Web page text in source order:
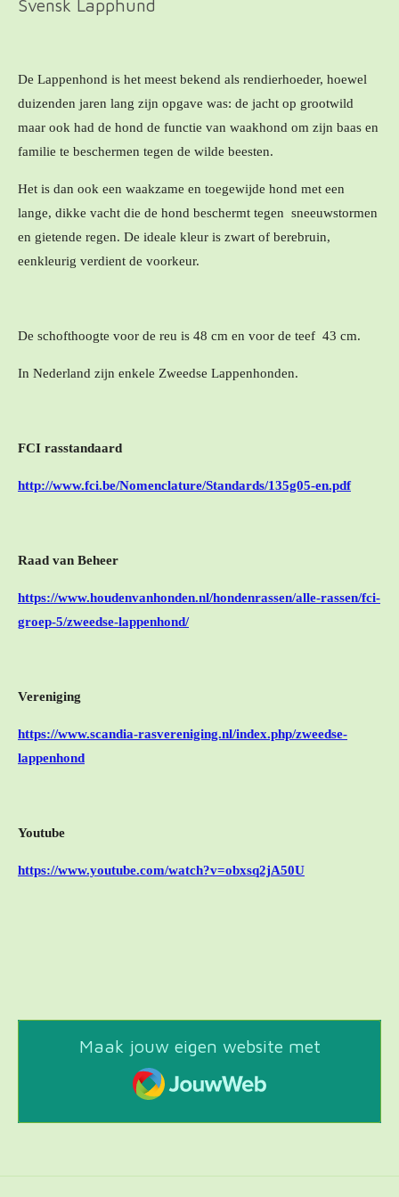
Svensk Lapphund
De Lappenhond is het meest bekend als rendierhoeder, hoewel
duizenden jaren lang zijn opgave was: de jacht op grootwild
maar ook had de hond de functie van waakhond om zijn baas en
familie te beschermen tegen de wilde beesten.
Het is dan ook een waakzame en toegewijde hond met een
lange, dikke vacht die de hond beschermt tegen sneeuwstormen
en gietende regen. De ideale kleur is zwart of berebruin,
eenkleurig verdient de voorkeur.
De schofthoogte voor de reu is 48 cm en voor de teef 43 cm.
In Nederland zijn enkele Zweedse Lappenhonden.
FCI rasstandaard
http://www.fci.be/Nomenclature/Standards/135g05-en.pdf
Raad van Beheer
https://www.houdenvanhonden.nl/hondenrassen/alle-rassen/fci-
groep-5/zweedse-lappenhond/
Vereniging
https://www.scandia-rasvereniging.nl/index.php/zweedse-
lappenhond
Youtube
https://www.youtube.com/watch?v=obxsq2jA50U
Maak jouw eigen website met
JouwWeb